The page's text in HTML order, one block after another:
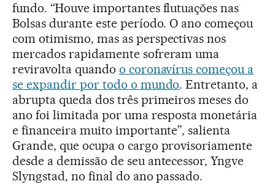
fundo. “Houve importantes flutuações nas
Bolsas durante este período. O ano começou
com otimismo, mas as perspectivas nos
mercados rapidamente sofreram uma
reviravolta quando o coronavírus começou a
se expandir por todo o mundo. Entretanto, a
abrupta queda dos três primeiros meses do
ano foi limitada por uma resposta monetária
e financeira muito importante”, salienta
Grande, que ocupa o cargo provisoriamente
desde a demissão de seu antecessor, Yngve
Slyngstad, no final do ano passado.